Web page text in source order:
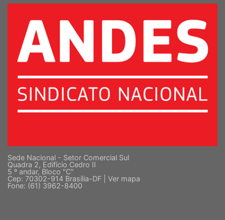
Sede Nacional - Setor Comercial Sul
Quadra 2, Edifício Cedro II
5 º andar, Bloco "C"
Cep: 70302-914 Brasília-DF | Ver mapa
Fone: (61) 3962-8400